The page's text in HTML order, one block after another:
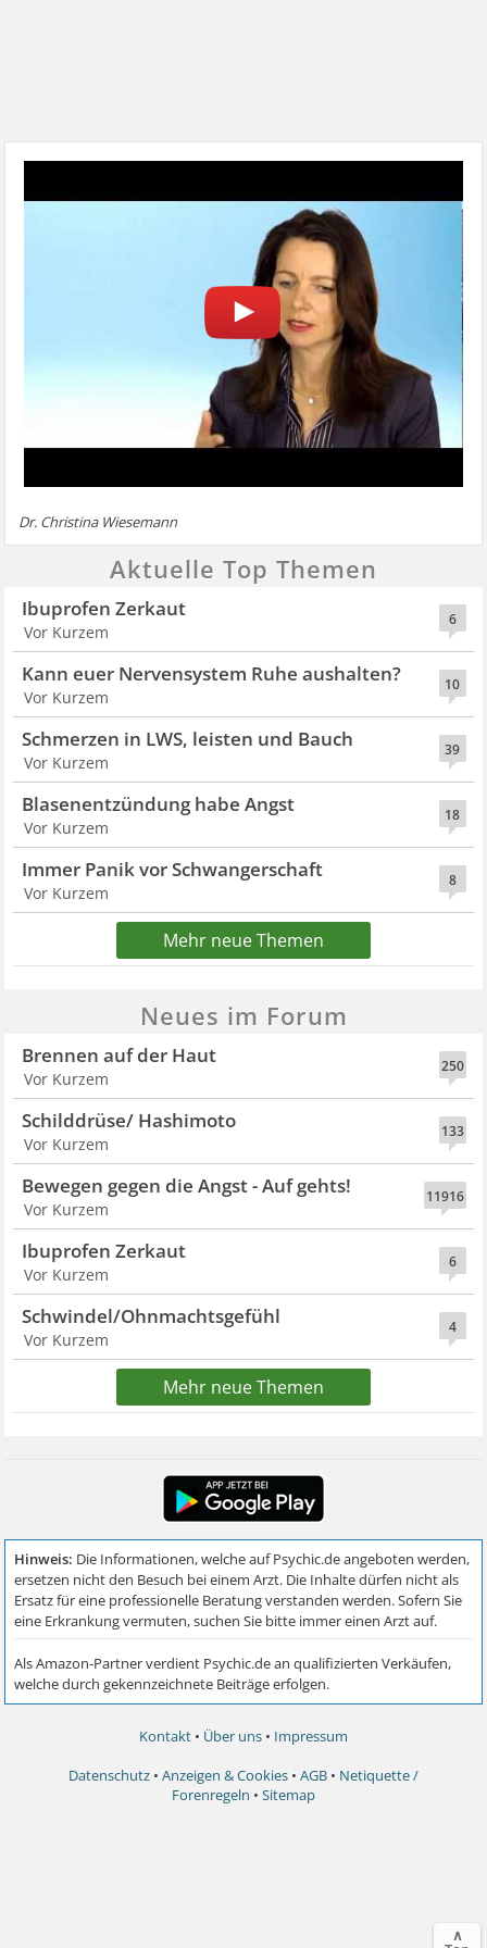
Dr. Christina Wiesemann
Aktuelle Top Themen
6
Ibuprofen Zerkaut
Vor Kurzem
10
Kann euer Nervensystem Ruhe aushalten?
Vor Kurzem
39
Schmerzen in LWS, leisten und Bauch
Vor Kurzem
18
Blasenentzündung habe Angst
Vor Kurzem
8
Immer Panik vor Schwangerschaft
Vor Kurzem
Mehr neue Themen
Neues im Forum
250
Brennen auf der Haut
Vor Kurzem
133
Schilddrüse/ Hashimoto
Vor Kurzem
11916
Bewegen gegen die Angst - Auf gehts!
Vor Kurzem
6
Ibuprofen Zerkaut
Vor Kurzem
4
Schwindel/Ohnmachtsgefühl
Vor Kurzem
Mehr neue Themen
Kontakt • Über uns • Impressum
Datenschutz • Anzeigen & Cookies • AGB • Netiquette /
Forenregeln • Sitemap
∧